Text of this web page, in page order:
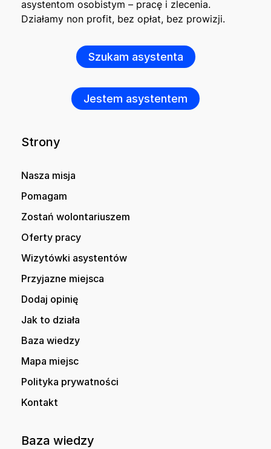
asystentom osobistym – pracę i zlecenia.
Działamy non profit, bez opłat, bez prowizji.
Szukam asystenta
Jestem asystentem
Strony
Nasza misja
Pomagam
Zostań wolontariuszem
Oferty pracy
Wizytówki asystentów
Przyjazne miejsca
Dodaj opinię
Jak to działa
Baza wiedzy
Mapa miejsc
Polityka prywatności
Kontakt
Baza wiedzy